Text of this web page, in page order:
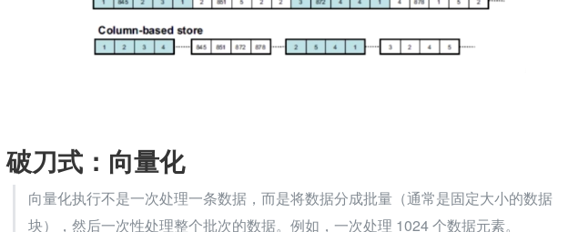
破刀式：向量化
向量化执行不是一次处理一条数据，而是将数据分成批量（通常是固定大小的数据
块），然后一次性处理整个批次的数据。例如，一次处理 1024 个数据元素。